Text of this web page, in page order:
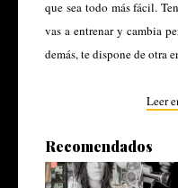
que sea todo más fácil.
vas a entrenar y cambia
demás, te dispone de otra
Leer
Recomendados